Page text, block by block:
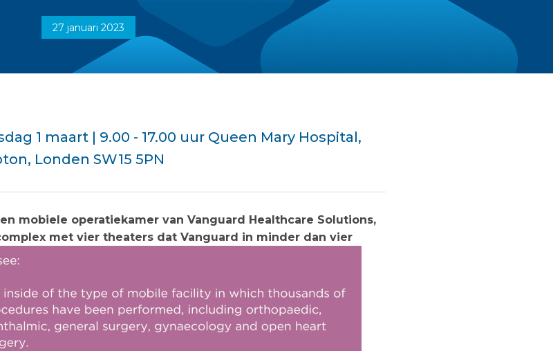
27 januari 2023
1 maart | 9.00 - 17.00 uur Queen Mary Hospital,
Londen SW15 5PN
mobiele operatiekamer van Vanguard Healthcare Solutions,
met vier theaters dat Vanguard in minder dan vier